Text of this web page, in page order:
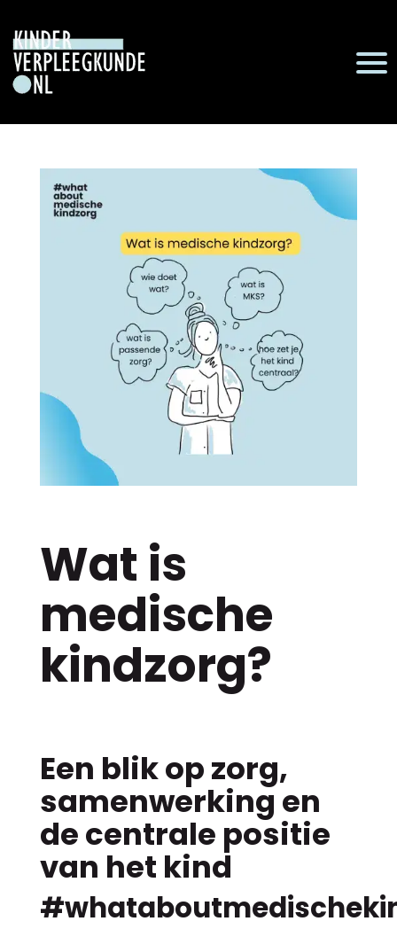
Wat is
medische
kindzorg?
Een blik op zorg,
samenwerking en
de centrale positie
van het kind